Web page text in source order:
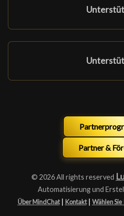
Partner &
© 2026 All rights reserved
Automatisierung und
Über MindChat | Kontakt | Wählen Sie